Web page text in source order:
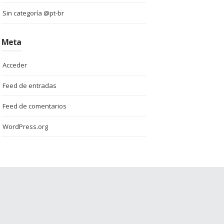
Sin categoría @pt-br
Meta
Acceder
Feed de entradas
Feed de comentarios
WordPress.org